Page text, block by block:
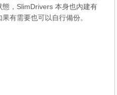
，SlimDrivers 本身也內建有
有需要也可以自行備份。